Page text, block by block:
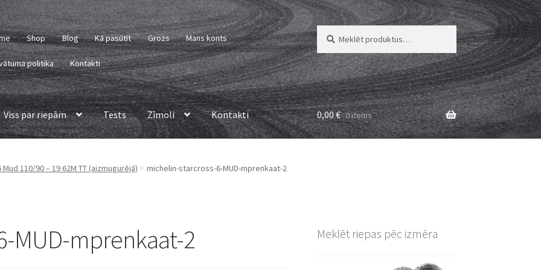
Shop Blog Kā pasūtīt Grozs Mans konts
politika Kontakti
Meklēt:
Meklēt
Viss par riepām Tests Zīmoli Kontakti 0,00€ 0 items
110/90 – 19 62M TT (aizmugurējā) michelin-starcross-6-MUD-mprenkaat-2
MUD-mprenkaat-2 Meklēt riepas pēc izmēra